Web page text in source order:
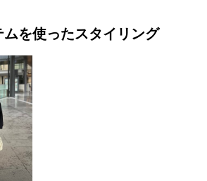
ムを使ったスタイリング